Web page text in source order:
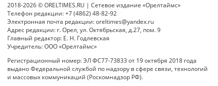
2018-2026 © ORELTIMES.RU | Сетевое издание «Орелтаймс»
Телефон редакции: +7 (4862) 48-82-92
Электронная почта редакции: oreltimes@yandex.ru
Адрес редакции: г. Орел, ул. Октябрьская, д.27, пом. 9
Главный редактор: Е. Н. Годлевская
Учредитель: ООО «Орелтаймс»
Регистрационный номер: ЭЛ ФС77-73833 от 19 октября 2018 года
выдано Федеральной службой по надзору в сфере связи, технологий
и массовых коммуникаций (Роскомнадзор РФ).